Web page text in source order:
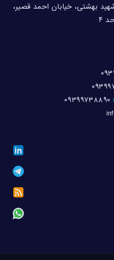
بهشتی، خیابان احمد قصیر،
۰۹۳۹۹۷۳۸۸۹۰